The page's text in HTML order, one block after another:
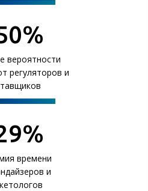
%
вероятности
регуляторов и
%
времени
и